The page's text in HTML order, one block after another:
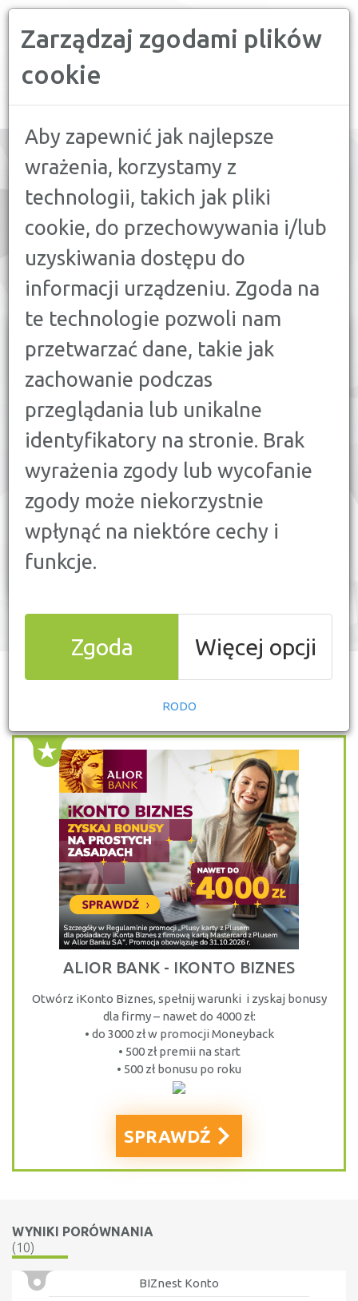
Zarządzaj zgodami plików
cookie
Aby zapewnić jak najlepsze
wrażenia, korzystamy z
technologii, takich jak pliki
cookie, do przechowywania i/lub
uzyskiwania dostępu do
informacji urządzeniu. Zgoda na
te technologie pozwoli nam
przetwarzać dane, takie jak
zachowanie podczas
przeglądania lub unikalne
identyfikatory na stronie. Brak
wyrażenia zgody lub wycofanie
zgody może niekorzystnie
wpłynąć na niektóre cechy i
funkcje.
Zgoda Więcej opcji
RODO
navigation
PORÓWNAJ:
KONTA OSOBISTE 12
KONTA FIRMOWE 10
KONTA OSZCZĘDNOŚCIOWE 8
SPRAWDŹ NAJNOWSZE OFERTYKONT
FIRMOWYCH
I WYBIERZ NAJLEPSZE
SIEBIE!
ALIOR BANK - IKONTO BIZNES
Otwórz iKonto Biznes, spełnij warunki i zyskaj bonusy
dla firmy – nawet do 4000 zł:
• do 3000 zł w promocji Moneyback
• 500 zł premii na start
• 500 zł bonusu po roku
SPRAWDŹ
WYNIKI PORÓWNANIA
(10)
BIZnest Konto